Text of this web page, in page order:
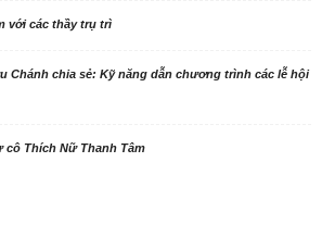
với các thầy trụ trì
Chánh chia sẻ: Kỹ năng dẫn chương trình các lễ hội
cô Thích Nữ Thanh Tâm